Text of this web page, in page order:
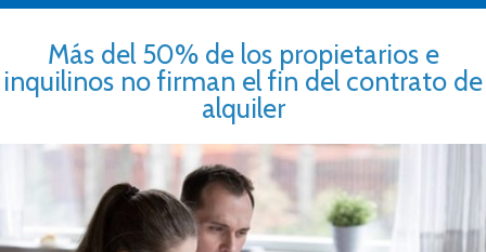
Más del 50% de los propietarios e
inquilinos no firman el fin del contrato de
alquiler